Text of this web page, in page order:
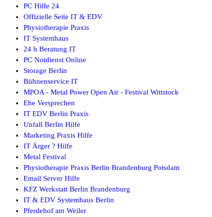
PC Hilfe 24
Offizielle Seite IT & EDV
Physiotherapie Praxis
IT Systemhaus
24 h Beratung IT
PC Notdienst Online
Storage Berlin
Bühnenservice IT
MPOA - Metal Power Open Air - Festival Wittstock
Ehe Versprechen
IT EDV Berlin Praxis
Unfall Berlin Hilfe
Marketing Praxis Hilfe
IT Ärger ? Hilfe
Metal Festival
Physiotherapie Praxis Berlin Brandenburg Potsdam
Email Server Hilfe
KFZ Werkstatt Berlin Brandenburg
IT & EDV Systemhaus Berlin
Pferdehof am Weiler